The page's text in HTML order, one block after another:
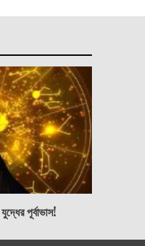
পূর্বাভাস!